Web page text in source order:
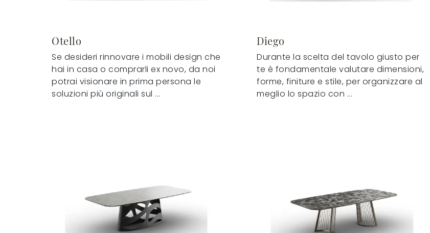
Otello
Se desideri rinnovare i mobili design che
hai in casa o comprarli ex novo, da noi
potrai visionare in prima persona le
soluzioni più originali sul ...
Diego
Durante la scelta del tavolo giusto per
te è fondamentale valutare dimensioni,
forme, finiture e stile, per organizzare al
meglio lo spazio con ...